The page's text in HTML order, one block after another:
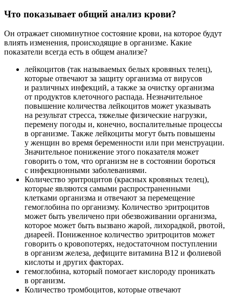
Что показывает общий анализ крови?
Он отражает сиюминутное состояние крови, на которое будут
влиять изменения, происходящие в организме. Какие
показатели всегда есть в общем анализе?
лейкоцитов (так называемых белых кровяных телец),
которые отвечают за защиту организма от вирусов
и различных инфекций, а также за очистку организма
от продуктов клеточного распада. Незначительное
повышение количества лейкоцитов может указывать
на результат стресса, тяжелые физические нагрузки,
перемену погоды и, конечно, воспалительные процессы
в организме. Также лейкоциты могут быть повышены
у женщин во время беременности или при менструации.
Значительное понижение этого показателя может
говорить о том, что организм не в состоянии бороться
с инфекционными заболеваниями.
Количество эритроцитов (красных кровяных телец),
которые являются самыми распространенными
клетками организма и отвечают за перемещение
гемоглобина по организму. Количество эритроцитов
может быть увеличено при обезвоживании организма,
которое может быть вызвано жарой, лихорадкой, рвотой,
диареей. Пониженное количество эритроцитов может
говорить о кровопотерях, недостаточном поступлении
в организм железа, дефиците витамина В12 и фолиевой
кислоты и других факторах.
гемоглобина, который помогает кислороду проникать
в организм.
Количество тромбоцитов, которые отвечают